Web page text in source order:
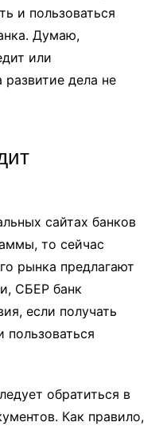
и пользоваться
Думаю,
или
развитие дела не
сайтах банков
то сейчас
рынка предлагают
СБЕР банк
если получать
пользоваться
обратиться в
Как правило,